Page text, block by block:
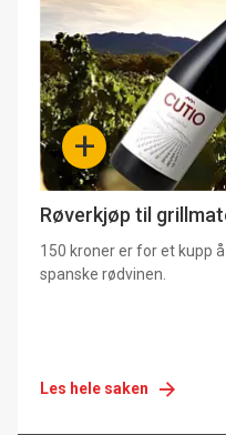
akkurat
nå
-
4 +
Røverkjøp til
150 kroner er for et kupp
spanske rødvinen.
Les hele saken